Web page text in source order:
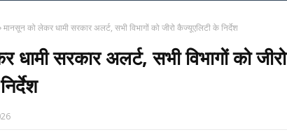
मानसून को लेकर धामी सरकार अलर्ट, सभी विभागों को जीरो कैज्यूएलिटी के निर्देश
सरकार अलर्ट, सभी विभागों को जीरो